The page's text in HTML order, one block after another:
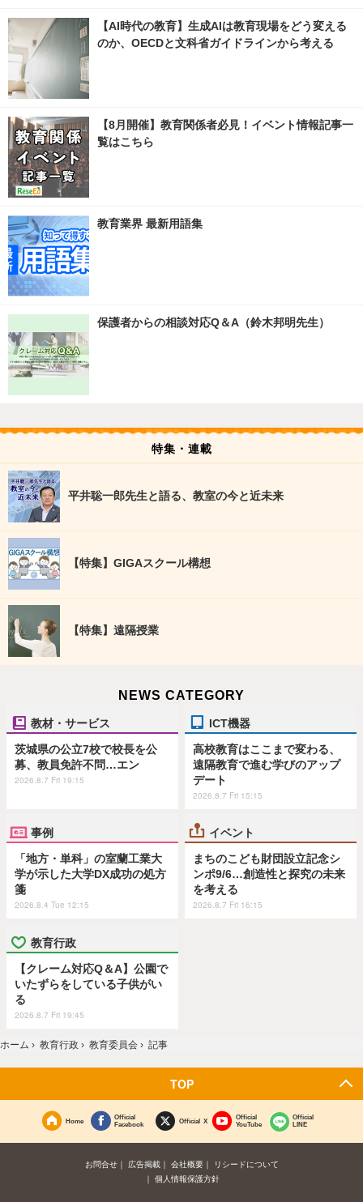
【AI時代の教育】生成AIは教育現場をどう変える
のか、OECDと文科省ガイドラインから考える
【8月開催】教育関係者必見！イベント情報記事一
覧はこちら
教育業界 最新用語集
保護者からの相談対応Q＆A（鈴木邦明先生）
特集・連載
平井聡一郎先生と語る、教室の今と近未来
【特集】GIGAスクール構想
【特集】遠隔授業
NEWS CATEGORY
教材・サービス
茨城県の公立7校で校長を公
募、教員免許不問…エン
2026.8.7 Fri 19:15
ICT機器
高校教育はここまで変わる、
遠隔教育で進む学びのアップ
デート
2026.8.7 Fri 15:15
事例
「地方・単科」の室蘭工業大
学が示した大学DX成功の処方
箋
2026.8.4 Tue 12:15
イベント
まちのこども財団設立記念シ
ンポ9/6…創造性と探究の未来
を考える
2026.8.7 Fri 16:15
教育行政
【クレーム対応Q＆A】公園で
いたずらをしている子供がい
る
2026.8.7 Fri 19:45
ホーム › 教育行政 › 教育委員会 › 記事
TOP
Home
Official
Facebook
Official X
Official
YouTube
Official
LINE
お問合せ 広告掲載 会社概要
リシードについて
個人情報保護方針